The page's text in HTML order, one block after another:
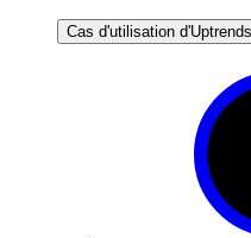
Cas d'utilisation d'Uptrends